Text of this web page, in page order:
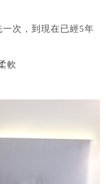
次，到現在已經5年
軟